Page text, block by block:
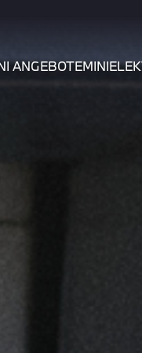
ANGEBOTEMINI